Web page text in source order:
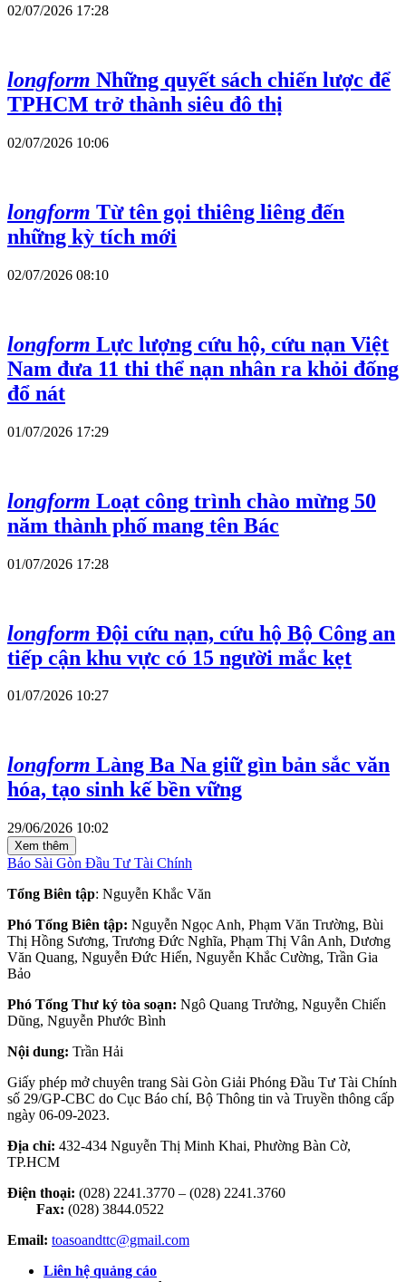
02/07/2026 17:28
longform Những quyết sách chiến lược để
TPHCM trở thành siêu đô thị
02/07/2026 10:06
longform Từ tên gọi thiêng liêng đến
những kỳ tích mới
02/07/2026 08:10
longform Lực lượng cứu hộ, cứu nạn Việt
Nam đưa 11 thi thể nạn nhân ra khỏi đống
đổ nát
01/07/2026 17:29
longform Loạt công trình chào mừng 50
năm thành phố mang tên Bác
01/07/2026 17:28
longform Đội cứu nạn, cứu hộ Bộ Công an
tiếp cận khu vực có 15 người mắc kẹt
01/07/2026 10:27
longform Làng Ba Na giữ gìn bản sắc văn
hóa, tạo sinh kế bền vững
29/06/2026 10:02
Xem thêm
Báo Sài Gòn Đầu Tư Tài Chính
Tổng Biên tập: Nguyễn Khắc Văn
Phó Tổng Biên tập: Nguyễn Ngọc Anh, Phạm Văn Trường, Bùi
Thị Hồng Sương, Trương Đức Nghĩa, Phạm Thị Vân Anh, Dương
Văn Quang, Nguyễn Đức Hiển, Nguyễn Khắc Cường, Trần Gia
Bảo
Phó Tổng Thư ký tòa soạn: Ngô Quang Trưởng, Nguyễn Chiến
Dũng, Nguyễn Phước Bình
Nội dung: Trần Hải
Giấy phép mở chuyên trang Sài Gòn Giải Phóng Đầu Tư Tài Chính
số 29/GP-CBC do Cục Báo chí, Bộ Thông tin và Truyền thông cấp
ngày 06-09-2023.
Địa chỉ: 432-434 Nguyễn Thị Minh Khai, Phường Bàn Cờ,
TP.HCM
Điện thoại: (028) 2241.3770 – (028) 2241.3760
Fax: (028) 3844.0522
Email: toasoandttc@gmail.com
Liên hệ quảng cáo